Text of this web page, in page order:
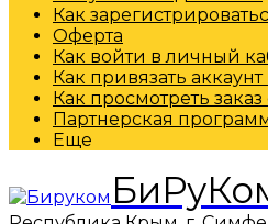
Как
Оферта
Как войти в личный
Как привязать
Как просмотреть
Партнерская
Еще